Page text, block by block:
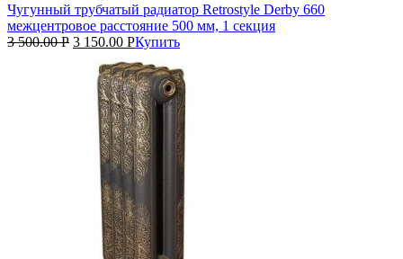
Чугунный трубчатый радиатор Retrostyle Derby 660
межцентровое расстояние 500 мм, 1 секция
3 500.00Р 3 150.00 РКупить